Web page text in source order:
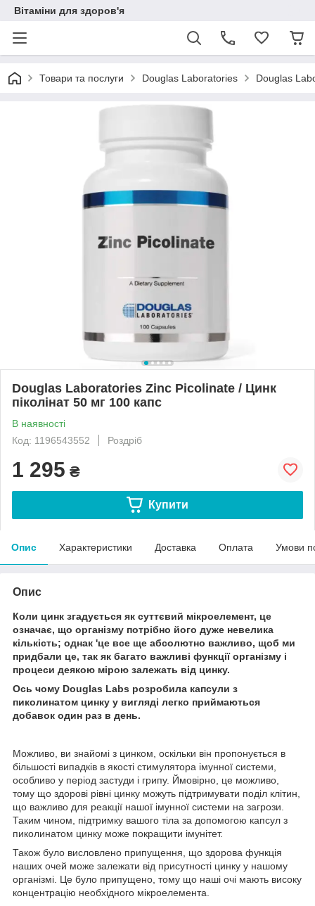
Вітаміни для здоров'я
Товари та послуги Douglas Laboratories Douglas
Douglas Laboratories Zinc Picolinate / Цинк
піколінат 50 мг 100 капс
В наявності
Код: 1196543552
Роздріб
1 295 ₴
Купити
Опис Характеристики Доставка Оплата Умови
Опис
Коли цинк згадується як суттєвий мікроелемент, це
означає, що організму потрібно його дуже невелика
кількість; однак 'це все ще абсолютно важливо, щоб ми
придбали це, так як багато важливі функції організму і
процеси деякою мірою залежать від цинку.
Ось чому Douglas Labs розробила капсули з
пиколинатом цинку у вигляді легко приймаються
добавок один раз в день.
Можливо, ви знайомі з цинком, оскільки він пропонується в
більшості випадків в якості стимулятора імунної системи,
особливо у період застуди і грипу. Ймовірно, це можливо,
тому що здорові рівні цинку можуть підтримувати поділ клітин,
що важливо для реакції нашої імунної системи на загрози.
Таким чином, підтримку вашого тіла за допомогою капсул з
пиколинатом цинку може покращити імунітет.
Також було висловлено припущення, що здорова функція
наших очей може залежати від присутності цинку у нашому
організмі. Це було припущено, тому що наші очі мають високу
концентрацію необхідного мікроелемента.